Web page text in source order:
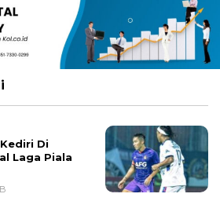
Di
Laga Piala